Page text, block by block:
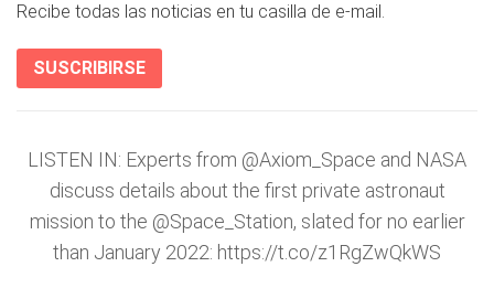
Recibe todas las noticias en tu casilla de e-mail.
SUSCRIBIRSE
LISTEN IN: Experts from @Axiom_Space and NASA
discuss details about the first private astronaut
mission to the @Space_Station, slated for no earlier
than January 2022: https://t.co/z1RgZwQkWS